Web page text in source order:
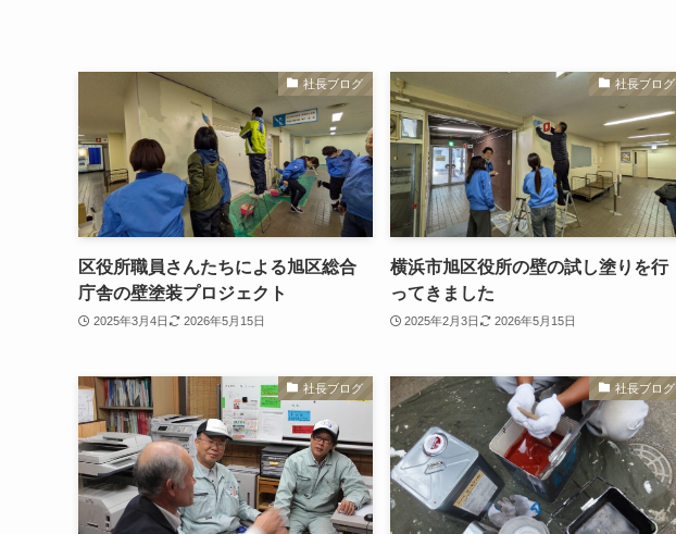
社長ブログ
区役所職員さんたちによる旭区総合
庁舎の壁塗装プロジェクト
2025年3月4日 2026年5月15日
社長ブログ
横浜市旭区役所の壁の試し塗りを行
ってきました
2025年2月3日 2026年5月15日
社長ブログ 社長ブログ